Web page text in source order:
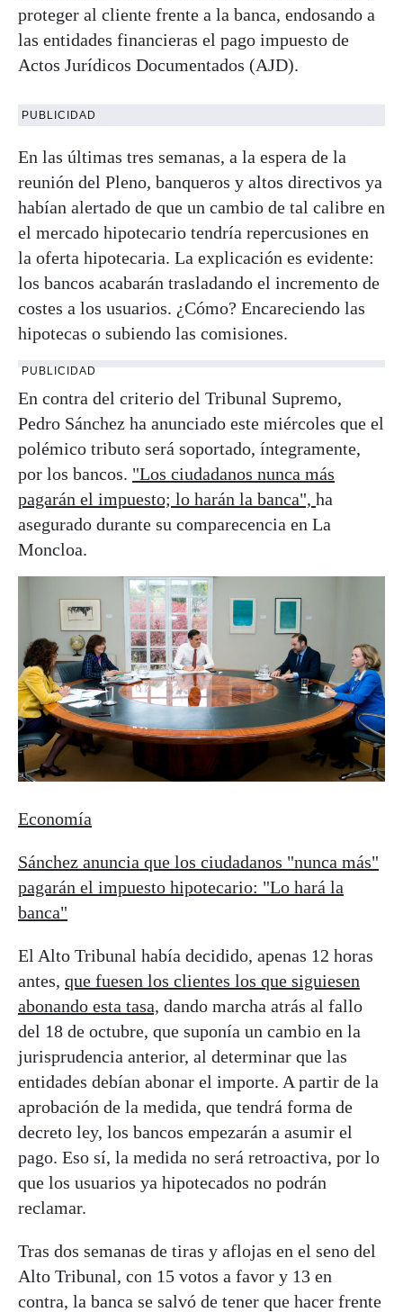
proteger al cliente frente a la banca, endosando a
las entidades financieras el pago impuesto de
Actos Jurídicos Documentados (AJD).
PUBLICIDAD
En las últimas tres semanas, a la espera de la
reunión del Pleno, banqueros y altos directivos ya
habían alertado de que un cambio de tal calibre en
el mercado hipotecario tendría repercusiones en
la oferta hipotecaria. La explicación es evidente:
los bancos acabarán trasladando el incremento de
costes a los usuarios. ¿Cómo? Encareciendo las
hipotecas o subiendo las comisiones.
PUBLICIDAD
En contra del criterio del Tribunal Supremo,
Pedro Sánchez ha anunciado este miércoles que el
polémico tributo será soportado, íntegramente,
por los bancos. "Los ciudadanos nunca más
pagarán el impuesto; lo harán la banca", ha
asegurado durante su comparecencia en La
Moncloa.
Economía
Sánchez anuncia que los ciudadanos "nunca más"
pagarán el impuesto hipotecario: "Lo hará la
banca"
El Alto Tribunal había decidido, apenas 12 horas
antes, que fuesen los clientes los que siguiesen
abonando esta tasa, dando marcha atrás al fallo
del 18 de octubre, que suponía un cambio en la
jurisprudencia anterior, al determinar que las
entidades debían abonar el importe. A partir de la
aprobación de la medida, que tendrá forma de
decreto ley, los bancos empezarán a asumir el
pago. Eso sí, la medida no será retroactiva, por lo
que los usuarios ya hipotecados no podrán
reclamar.
Tras dos semanas de tiras y aflojas en el seno del
Alto Tribunal, con 15 votos a favor y 13 en
contra, la banca se salvó de tener que hacer frente